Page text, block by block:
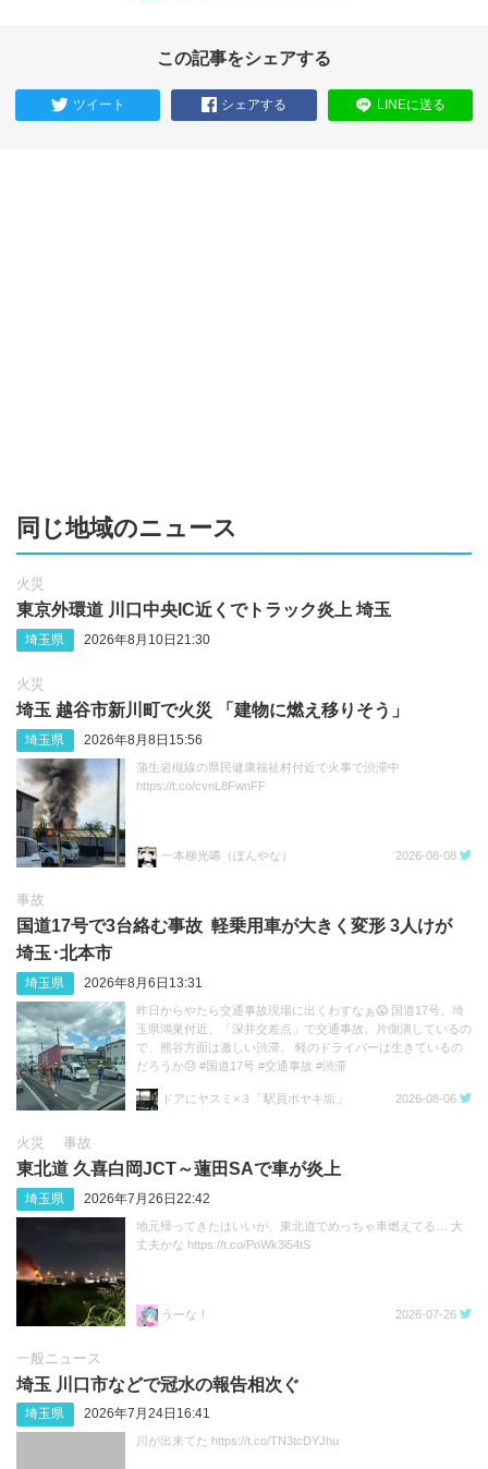
この記事をシェアする
ツイート シェアする LINEに送る
同じ地域のニュース
火災
東京外環道 川口中央IC近くでトラック炎上 埼玉
埼玉県 2026年8月10日21:30
火災
埼玉 越谷市新川町で火災 「建物に燃え移りそう」
埼玉県 2026年8月8日15:56
蒲生岩槻線の県民健康福祉村付近で火事で渋滞中
https://t.co/cvnL8FwnFF
一本柳光唏（ぽんやな） 2026-08-08
事故
国道17号で3台絡む事故 軽乗用車が大きく変形 3人けが
埼玉･北本市
埼玉県 2026年8月6日13:31
昨日からやたら交通事故現場に出くわすなぁ😱 国道17号、埼
玉県鴻巣付近、「深井交差点」で交通事故。片側潰しているの
で、熊谷方面は激しい渋滞。 軽のドライバーは生きているの
だろうか😓 #国道17号 #交通事故 #渋滞
ドアにヤスミ×３「駅員ボヤキ垢」
2026-08-06
火災 事故
東北道 久喜白岡JCT～蓮田SAで車が炎上
埼玉県 2026年7月26日22:42
地元帰ってきたはいいが、東北道でめっちゃ車燃えてる… 大
丈夫かな https://t.co/PoWk3i54tS
うーな！ 2026-07-26
一般ニュース
埼玉 川口市などで冠水の報告相次ぐ
埼玉県 2026年7月24日16:41
川が出来てた https://t.co/TN3tcDYJhu